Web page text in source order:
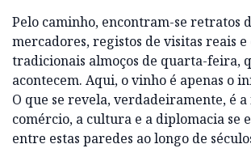
Pelo caminho, encontram-se retratos
mercadores, registos de visitas reais e
tradicionais almoços de quarta-feira,
acontecem. Aqui, o vinho é apenas o
O que se revela, verdadeiramente, é
comércio, a cultura e a diplomacia se
entre estas paredes ao longo de